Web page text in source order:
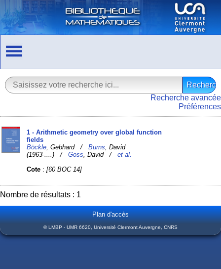
Recherche avancée
Préférences
1 - Arithmetic geometry over global function
fields
Böckle , Gebhard /Burns , David
(1963-....) /Goss , David /et al.
Cote :[60 BOC 14]
Nombre de résultats : 1
Plan d'accès
© LMBP - UMR 6620, Université Clermont Auvergne, CNRS